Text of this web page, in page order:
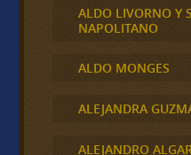
ALDO LIVORNO Y
NAPOLITANO
ALDO MONGES
ALEJANDRA
ALEJANDRO